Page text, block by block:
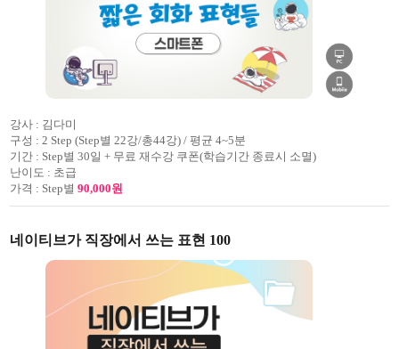
강사 : 김다미
구성 : 2 Step (Step별 22강/총44강) / 평균 4~5분
기간 : Step별 30일 + 무료 재수강 쿠폰(학습기간 종료시 소멸)
난이도 : 초급
가격 : Step별 90,000원
네이티브가 직장에서 쓰는 표현 100